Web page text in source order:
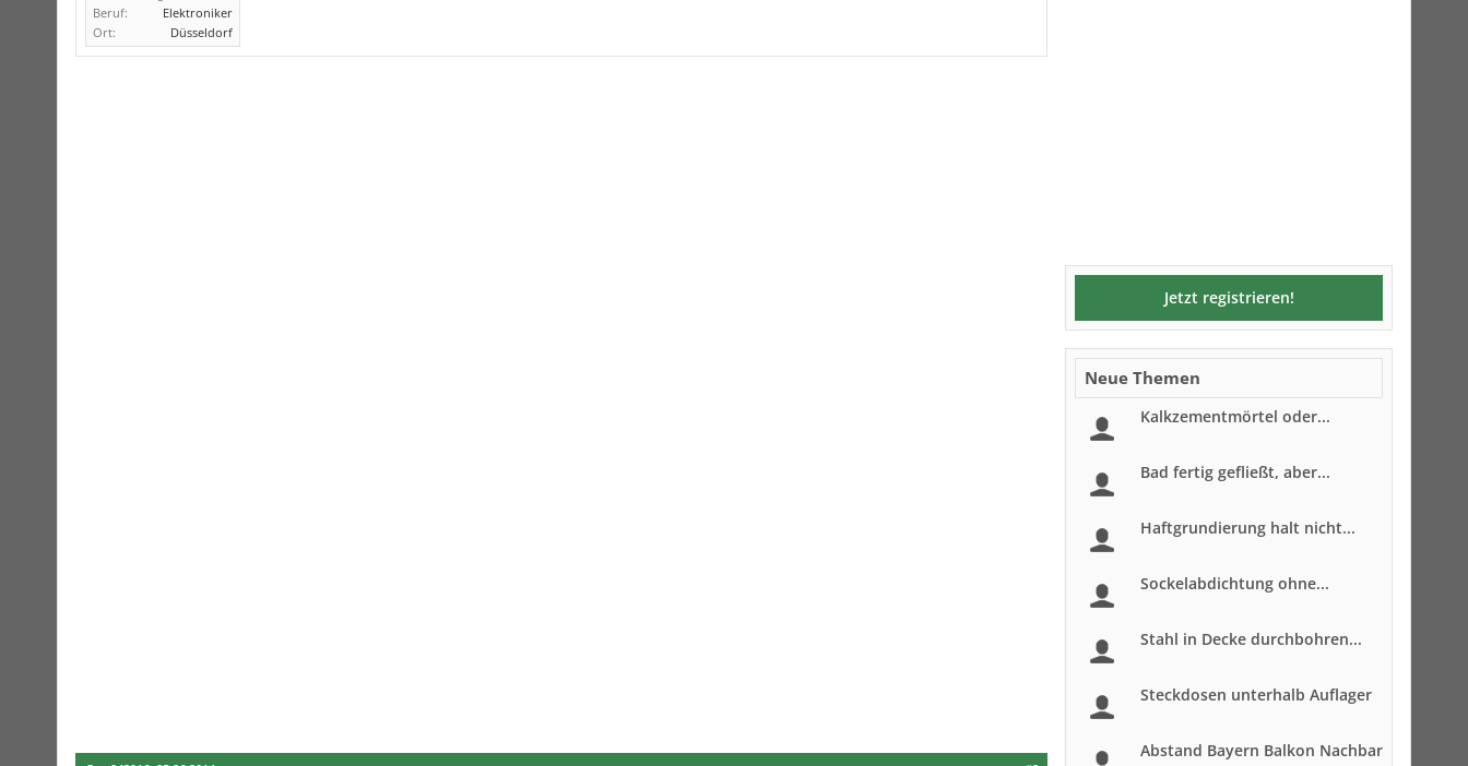
Beruf:
Elektroniker
Ort:
Düsseldorf
Jetzt registrieren!
Neue Themen
Kalkzementmörtel oder...
Bad fertig gefließt, aber...
Haftgrundierung halt nicht...
Sockelabdichtung ohne...
Stahl in Decke durchbohren...
Steckdosen unterhalb Auflager
Abstand Bayern Balkon Nachbar